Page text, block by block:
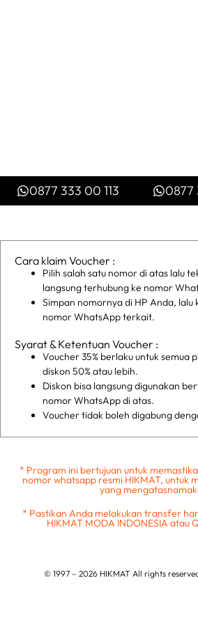
0877 333 00 113 0877
Cara klaim Voucher :
Pilih salah satu nomor di atas lalu
langsung terhubung ke nomor
Simpan nomornya di HP Anda,
nomor WhatsApp terkait.
Syarat & Ketentuan Voucher :
Voucher 35% berlaku untuk semua
diskon 50% atau lebih.
Diskon bisa langsung digunakan
nomor WhatsApp di atas.
Voucher tidak boleh digabung
* Program ini bertujuan untuk
nomor whatsapp resmi HIKMAT, untuk
yang
* Pastikan Anda melakukan transfer
HIKMAT MODA INDONESIA atau
© 1997 – 2026 HIKMAT All rights